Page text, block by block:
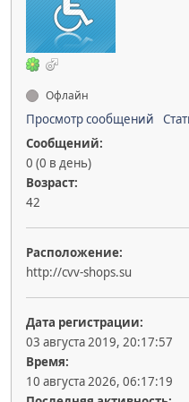
Офлайн
Просмотр сообщений
Сообщений:
0 (0 в день)
Возраст:
42
Расположение:
http://cvv-shops.su
Дата регистрации:
03 августа 2019, 20:17:57
Время:
10 августа 2026, 06:17:19